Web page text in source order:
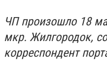
ЧП произошло 18
мкр. Жилгородок,
корреспондент